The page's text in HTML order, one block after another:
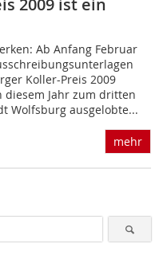
2009 ist ein
Ab Anfang Februar
Koller-Preis 2009
Jahr zum dritten
Wolfsburg ausgelobte...
mehr